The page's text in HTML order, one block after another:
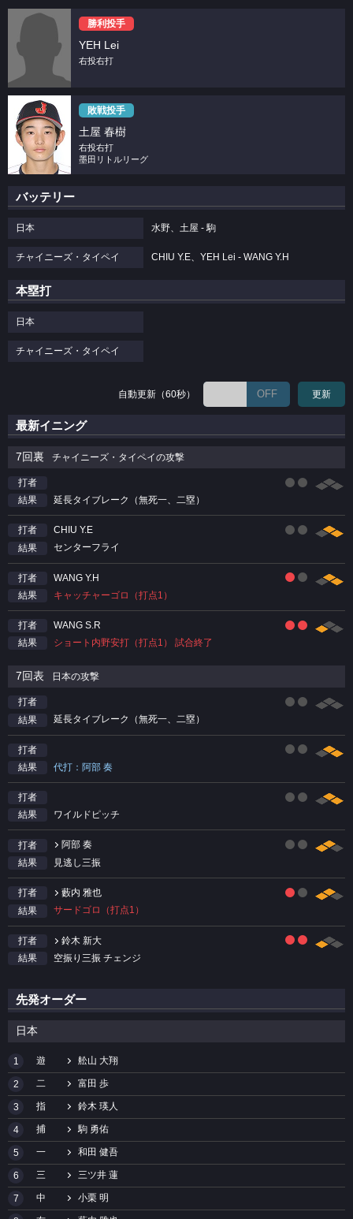
勝利投手
YEH Lei
右投右打
敗戦投手
土屋 春樹
右投右打
墨田リトルリーグ
バッテリー
日本 水野、土屋 - 駒
チャイニーズ・タイペイ CHIU Y.E、YEH Lei - WANG Y.H
本塁打
日本
チャイニーズ・タイペイ
自動更新（60秒） OFF 更新
最新イニング
7回裏 チャイニーズ・タイペイの攻撃
打者
結果
延長タイブレーク（無死一、二塁）
打者
CHIU Y.E
結果
センターフライ
打者
WANG Y.H
結果
キャッチャーゴロ（打点1）
打者
WANG S.R
結果
ショート内野安打（打点1） 試合終了
7回表 日本の攻撃
打者
結果
延長タイブレーク（無死一、二塁）
打者
結果
代打：阿部 奏
打者
結果
ワイルドピッチ
打者
阿部 奏
結果
見逃し三振
打者
藪内 雅也
結果
サードゴロ（打点1）
打者
鈴木 新大
結果
空振り三振 チェンジ
先発オーダー
日本
1 遊 舩山 大翔
2 二 富田 歩
3 指 鈴木 瑛人
4 捕 駒 勇佑
5 一 和田 健吾
6 三 三ツ井 蓮
7 中 小栗 明